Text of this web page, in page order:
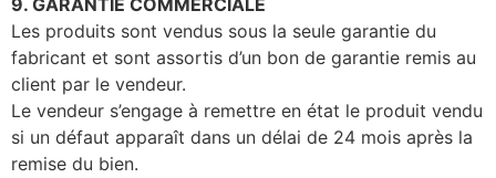
9. GARANTIE COMMERCIALE
Les produits sont vendus sous la seule garantie du
fabricant et sont assortis d’un bon de garantie remis au
client par le vendeur.
Le vendeur s’engage à remettre en état le produit vendu
si un défaut apparaît dans un délai de 24 mois après la
remise du bien.